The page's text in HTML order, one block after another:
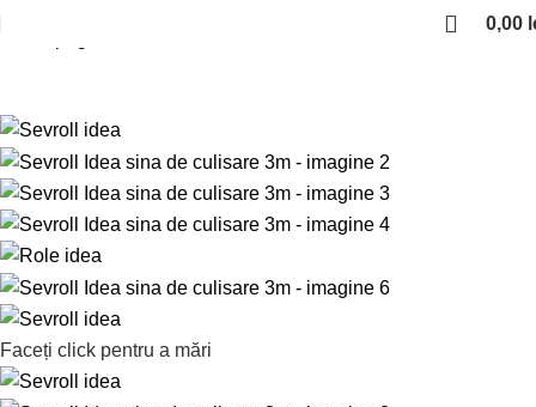
0,00
Faceți click pentru a mări